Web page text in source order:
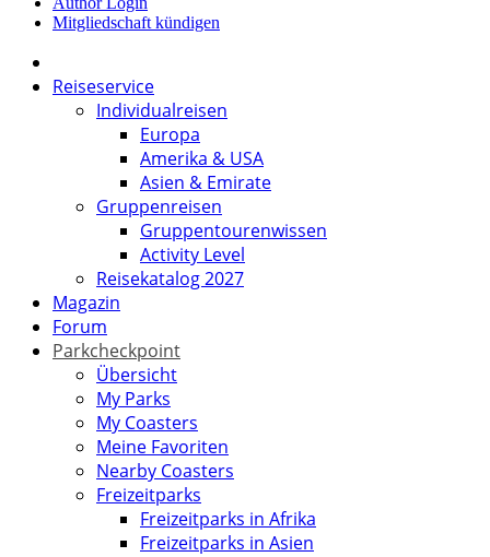
Mitgliedschaft kündigen
Reiseservice
Individualreisen
Europa
Amerika & USA
Asien & Emirate
Gruppenreisen
Gruppentourenwissen
Activity Level
Reisekatalog 2027
Magazin
Forum
Parkcheckpoint
Übersicht
My Parks
My Coasters
Meine Favoriten
Nearby Coasters
Freizeitparks
Freizeitparks in Afrika
Freizeitparks in Asien